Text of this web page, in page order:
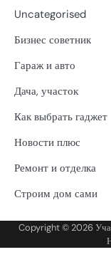
Uncategorised
Бизнес советник
Гараж и авто
Дача, участок
Как выбрать гаджет
Новости плюс
Ремонт и отделка
Строим дом сами
Copyright © 2026